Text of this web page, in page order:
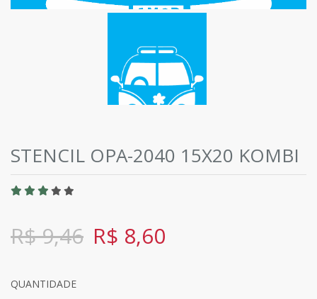
STENCIL OPA-2040 15X20 KOMBI
R$ 9,46 R$ 8,60
QUANTIDADE